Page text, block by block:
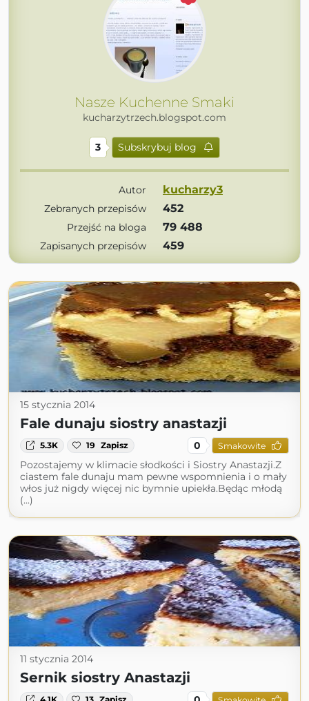
Nasze Kuchenne Smaki
kucharzytrzech.blogspot.com
3 Subskrybuj blog
Autor kucharzy3
Zebranych przepisów 452
Przejść na bloga 79 488
Zapisanych przepisów 459
15 stycznia 2014
Fale dunaju siostry anastazji
5.3K 19 Zapisz 0 Smakowite
Pozostajemy w klimacie słodkości i Siostry Anastazji.Z
ciastem fale dunaju mam pewne wspomnienia i o mały
włos już nigdy więcej nic bymnie upiekła.Będąc młodą
(...)
11 stycznia 2014
Sernik siostry Anastazji